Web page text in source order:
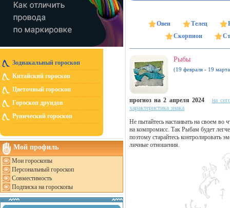
Зодиакальный гороскоп
Китайский гороскоп
Цветочный гороскоп
Гороскоп друидов
Рунический гороскоп
Мой профиль
Мои гороскопы
Персональный гороскоп
Совместимость
Подписка на гороскопы
Овен Телец
Скорпион
Рыбы
(19 февраля - 19
прогноз на 2 апреля 2024
на
характеристика знака
Не пытайтесь настаивать на своем во
на компромисс. Так Рыбам будет
поэтому старайтесь контролировать
личные отношения.